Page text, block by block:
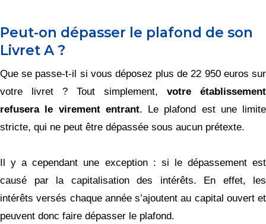
Peut-on dépasser le plafond de son
Livret A ?
Que se passe-t-il si vous déposez plus de 22 950 euros sur
votre livret ? Tout simplement, votre établissement
refusera le virement entrant. Le plafond est une limite
stricte, qui ne peut être dépassée sous aucun prétexte.
Il y a cependant une exception : si le dépassement est
causé par la capitalisation des intérêts. En effet, les
intérêts versés chaque année s’ajoutent au capital ouvert et
peuvent donc faire dépasser le plafond.